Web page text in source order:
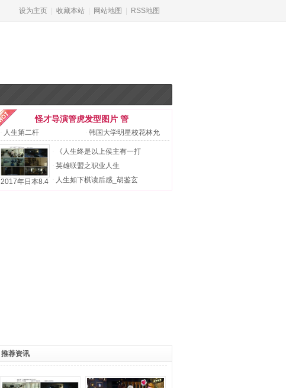
设为主页 收藏本站 网站地图 RSS地图
怪才导演管虎发型图片 管
人生第二杆
韩国大学明星校花林允
2017年日本8.4
《人生终是以上侯主有一打
英雄联盟之职业人生
人生如下棋读后感_胡鉴玄
推荐资讯